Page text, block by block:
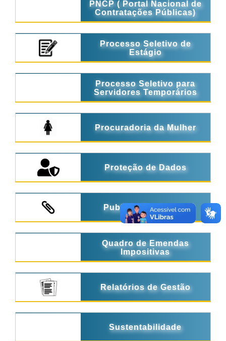
PNCP ( Portal Nacional de
Contratações Públicas)
Processo Seletivo de
Estágio
Processo Seletivo para
Servidores Temporários
Procuradoria da Mulher
Proteção de Dados
Publicações Legais
Quadro de Emendas
Impositivas
Relatórios de Gestão
Sustentabilidade